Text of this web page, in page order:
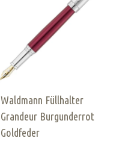
Waldmann Füllhalter
Grandeur Burgunderrot
Goldfeder